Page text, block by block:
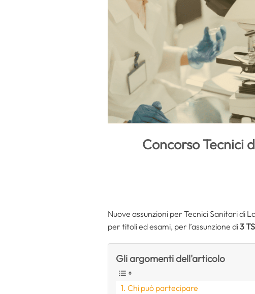
Concorso Tecnici
Nuove assunzioni per Tecnici Sanitari di
per titoli ed esami, per l’assunzione di3
Gli argomenti dell'articolo
Chi può partecipare